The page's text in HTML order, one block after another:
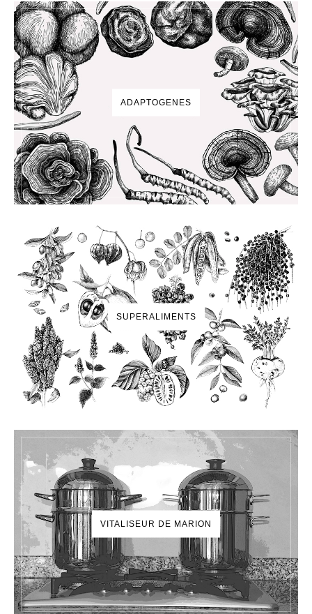
ADAPTOGENES
SUPERALIMENTS
VITALISEUR DE MARION